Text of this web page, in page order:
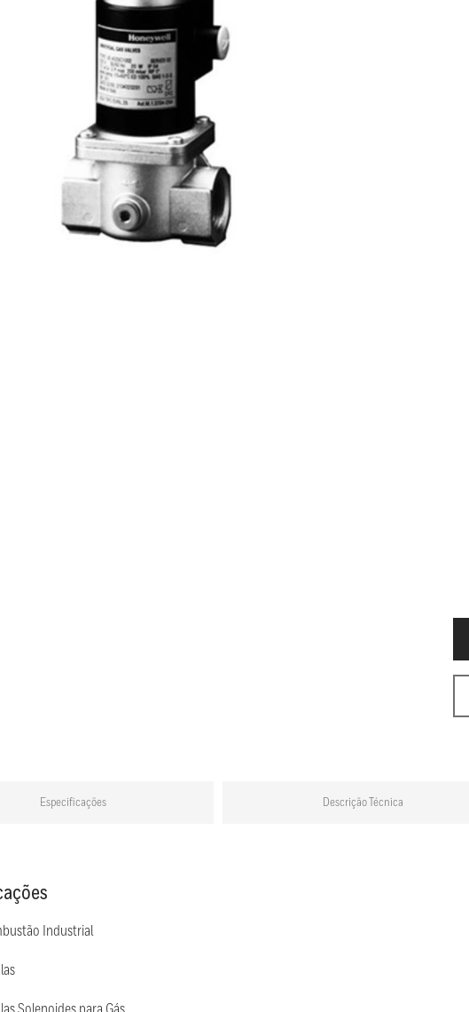
Especificações Descrição Técnica
Industrial